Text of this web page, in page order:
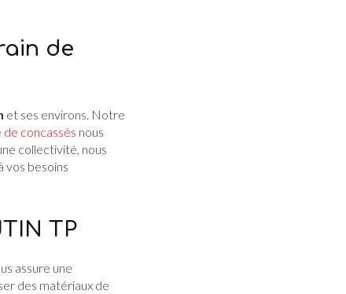
de
et ses environs. Notre
de concassés nous
collectivité, nous
vos besoins
TP
assure une
des matériaux de